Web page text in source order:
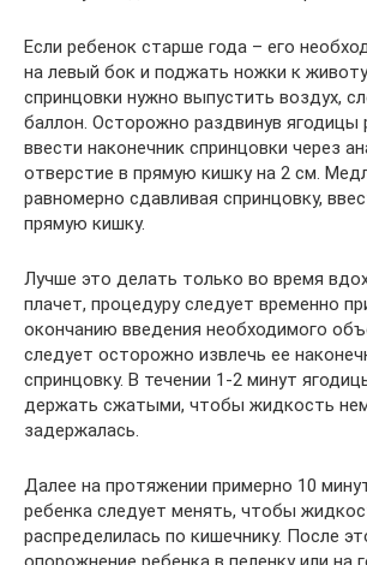
Если ребенок старше года – его
на левый бок и поджать ножки к
спринцовки нужно выпустить воздух,
баллон. Осторожно раздвинув ягодицы
ввести наконечник спринцовки через
отверстие в прямую кишку на 2 см.
равномерно сдавливая спринцовку,
прямую кишку.
Лучше это делать только во время
плачет, процедуру следует временно
окончанию введения необходимого
следует осторожно извлечь ее
спринцовку. В течении 1-2 минут
держать сжатыми, чтобы жидкость
задержалась.
Далее на протяжении примерно 10
ребенка следует менять, чтобы
распределилась по кишечнику. После